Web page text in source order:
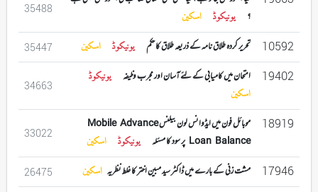
؟
یونیکوڈ اسکین
35488
10592 تحریر کردہ طلاق نامہ کے ذریعہ طلاق کا حکم یونیکوڈ اسکین 35447
19402 امتحان میں کامیابی کے لئے آسان اور مجرب وظیفہ
یونیکوڈ
اسکین
34663
18919
موبائل فون میں ایڈوانس لون بیلنس Mobile Advance
Loan Balance پر سود کا مسئلہ
یونیکوڈ اسکین
33022
17946 مشت زنی کے بارے میں ڈاکٹر سید مبین اختر کا غلط نظریہ اسکین 26475